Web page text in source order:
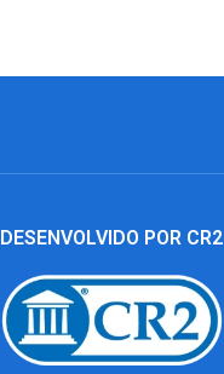
DESENVOLVIDO POR CR2